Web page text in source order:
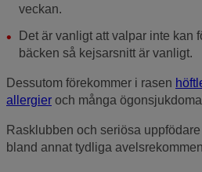
veckan.
Det är vanligt att valpar inte kan
bäcken så kejsarsnitt är vanligt.
Dessutom förekommer i rasen
allergier och många
Rasklubben och seriösa
bland annat tydliga